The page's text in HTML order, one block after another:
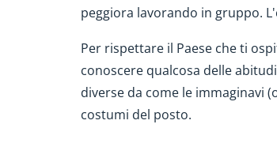
peggiora lavorando in gruppo.
Per rispettare il Paese che ti
conoscere qualcosa delle
diverse da come le immaginavi
costumi del posto.